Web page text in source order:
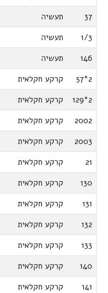
37
תעשיה
1/3
תעשיה
146
תעשיה
2*57
קרקע חקלאית
2*129
קרקע חקלאית
2002
קרקע חקלאית
2003
קרקע חקלאית
21
קרקע חקלאית
130
קרקע חקלאית
131
קרקע חקלאית
132
קרקע חקלאית
133
קרקע חקלאית
140
קרקע חקלאית
141
קרקע חקלאית